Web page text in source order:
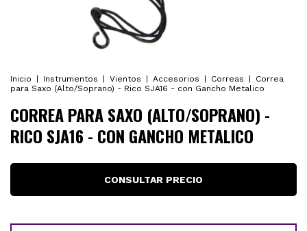
Inicio Instrumentos Vientos Accesorios Correas
Correa
para Saxo (Alto/Soprano) - Rico SJA16 - con Gancho Metalico
CORREA PARA SAXO (ALTO/SOPRANO) -
RICO SJA16 - CON GANCHO METALICO